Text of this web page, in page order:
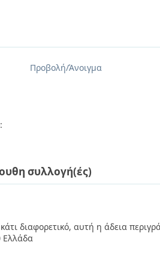
Προβολή/Άνοιγμα
συλλογή(ές)
διαφορετικό, αυτή η άδεια
Ελλάδα